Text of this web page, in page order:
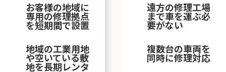
お客様の地域に
専用の修理拠点
を短期間で設置
地域の工業用地
や空いている敷
地を長期レンタ
遠方の修理工場
まで車を運ぶ必
要がない
複数台の車両を
同時に修理対応